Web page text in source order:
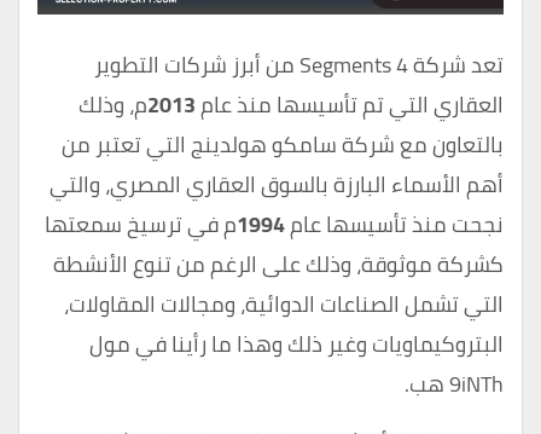
تعد شركة Segments 4 من أبرز شركات التطوير
العقاري التي تم تأسيسها منذ عام2013م، وذلك
بالتعاون مع شركة سامكو هولدينج التي تعتبر من
أهم الأسماء البارزة بالسوق العقاري المصري، والتي
نجحت منذ تأسيسها عام1994م في ترسيخ سمعتها
كشركة موثوقة، وذلك على الرغم من تنوع الأنشطة
التي تشمل الصناعات الدوائية، ومجالات المقاولات،
البتروكيماويات وغير ذلك وهذا ما رأينا في مول
9iNTh هب.